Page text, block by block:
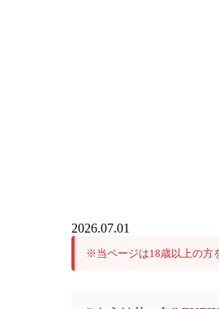
2026.07.01
※当ページは18歳以上の方